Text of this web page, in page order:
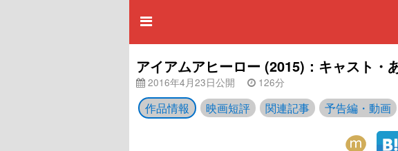
アイアムアヒーロー (2015)：キャスト・
2016年4月23日公開 126分
作品情報 映画短評 関連記事 予告編・動画